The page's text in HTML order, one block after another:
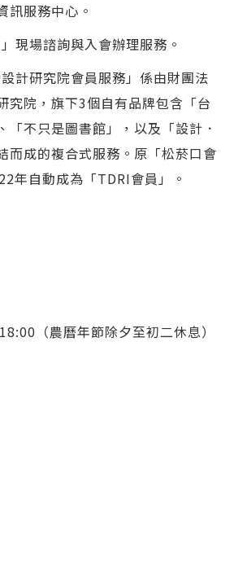
訊服務中心。
」現場諮詢與入會辦理服務。
設計研究院會員服務」係由財團法
究院，旗下3個自有品牌包含「台
「不只是圖書館」，以及「設計．
而成的複合式服務。原「松菸口會
年自動成為「TDRI會員」。
（農曆年節除夕至初二休息）